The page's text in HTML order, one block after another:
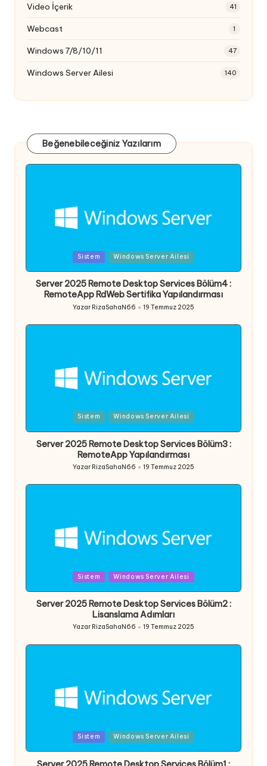
Video İçerik 41
Webcast 1
Windows 7/8/10/11 47
Windows Server Ailesi 140
Beğenebileceğiniz Yazılarım
Sistem Windows Server Ailesi
Server 2025 Remote Desktop Services Bölüm4 :
RemoteApp RdWeb Sertifika Yapılandırması
Posted
Yazar RizaSahaN66 19 Temmuz 2025
Sistem Windows Server Ailesi
Server 2025 Remote Desktop Services Bölüm3 :
RemoteApp Yapılandırması
Posted
by
Yazar RizaSahaN66 19 Temmuz 2025
Sistem Windows Server Ailesi
Server 2025 Remote Desktop Services Bölüm2 :
Lisanslama Adımları
Yazar RizaSahaN66 19 Temmuz 2025
Sistem Windows Server Ailesi